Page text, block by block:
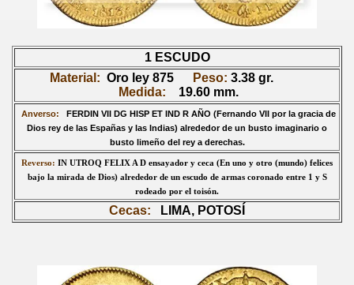
1 ESCUDO
Material: Oro ley 875Peso: 3.38gr.
Medida:
19.60 mm.
Anverso: FERDIN VII DG HISP ET IND R AÑO (Fernando VII por la gracia de
Dios rey de las Españas y las Indias) alrededor de un busto imaginario o
busto limeño del rey a derechas.
Reverso: IN UTROQ FELIX A D ensayador y ceca (En uno y otro (mundo) felices
bajo la mirada de Dios) alrededor de un escudo de armas coronado entre 1 y S
rodeado por el toisón.
Cecas: LIMA, POTOSÍ